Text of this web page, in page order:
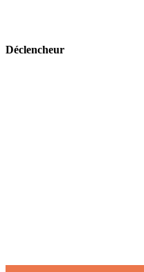
Déclencheur